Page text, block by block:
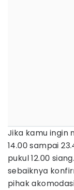
Jika kamu ingin
14.00 sampai
pukul 12.00
sebaiknya
pihak